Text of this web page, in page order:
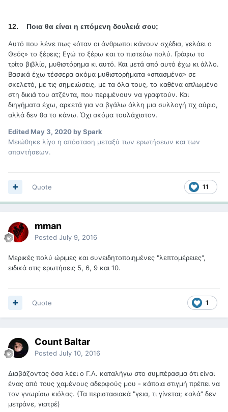
12. Ποια θα είναι η επόμενη δουλειά σου;
Αυτό που λένε πως «όταν οι άνθρωποι κάνουν σχέδια, γελάει ο
Θεός» το ξέρεις; Εγώ το ξέρω και το πιστεύω πολύ. Γράφω το
τρίτο βιβλίο, μυθιστόρημα κι αυτό. Και μετά από αυτό έχω κι άλλο.
Βασικά έχω τέσσερα ακόμα μυθιστορήματα «σπασμένα» σε
σκελετό, με τις σημειώσεις, με τα όλα τους, το καθένα απλωμένο
στη δικιά του ατζέντα, που περιμένουν να γραφτούν. Και
διηγήματα έχω, αρκετά για να βγάλω άλλη μια συλλογή πχ αύριο,
αλλά δεν θα το κάνω. Όχι ακόμα τουλάχιστον.
EditedMay 3, 2020by Spark
Μειώθηκε λίγο η απόσταση μεταξύ των ερωτήσεων και των
απαντήσεων.
11
Quote
mman
Posted July 9, 2016
Μερικές πολύ ώριμες και συνειδητοποιημένες "λεπτομέρειες",
ειδικά στις ερωτήσεις 5, 6, 9 και 10.
1
Quote
Count Baltar
Posted July 10, 2016
Διαβάζοντας όσα λέει ο Γ.Λ. καταλήγω στο συμπέρασμα ότι είναι
ένας από τους χαμένους αδερφούς μου - κάποια στιγμή πρέπει να
τον γνωρίσω κιόλας. (Τα περιστασιακά "γεια, τι γίνεται; καλά" δεν
μετράνε, γιατρέ)